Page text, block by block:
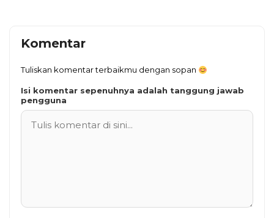
Komentar
Tuliskan komentar terbaikmu dengan sopan
Isi komentar sepenuhnya adalah tanggung jawab
pengguna